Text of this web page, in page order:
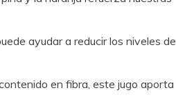
ayudar a reducir los niveles de
en fibra, este jugo aporta